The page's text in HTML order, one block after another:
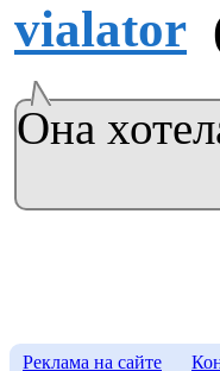
vialator
Она
Реклама на сайте